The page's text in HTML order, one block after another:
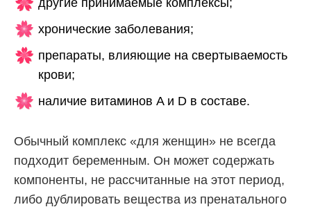
хронические заболевания;
препараты, влияющие на свертываемость
крови;
наличие витаминов A и D в составе.
Обычный комплекс «для женщин» не всегда
подходит беременным. Он может содержать
компоненты, не рассчитанные на этот период,
либо дублировать вещества из пренатального